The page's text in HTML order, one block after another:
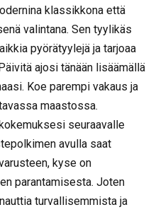
klassikkona että
valintana. Sen tyylikäs
pyörätyylejä ja tarjoaa
ajosi tänään lisäämällä
Koe parempi vakaus ja
maastossa.
seuraavalle
avulla saat
kyse on
parantamisesta. Joten
turvallisemmista ja